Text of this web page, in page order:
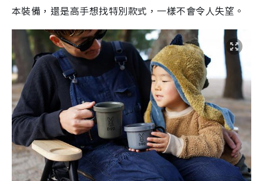
本裝備，還是高手想找特別款式，一樣不會令人失望。